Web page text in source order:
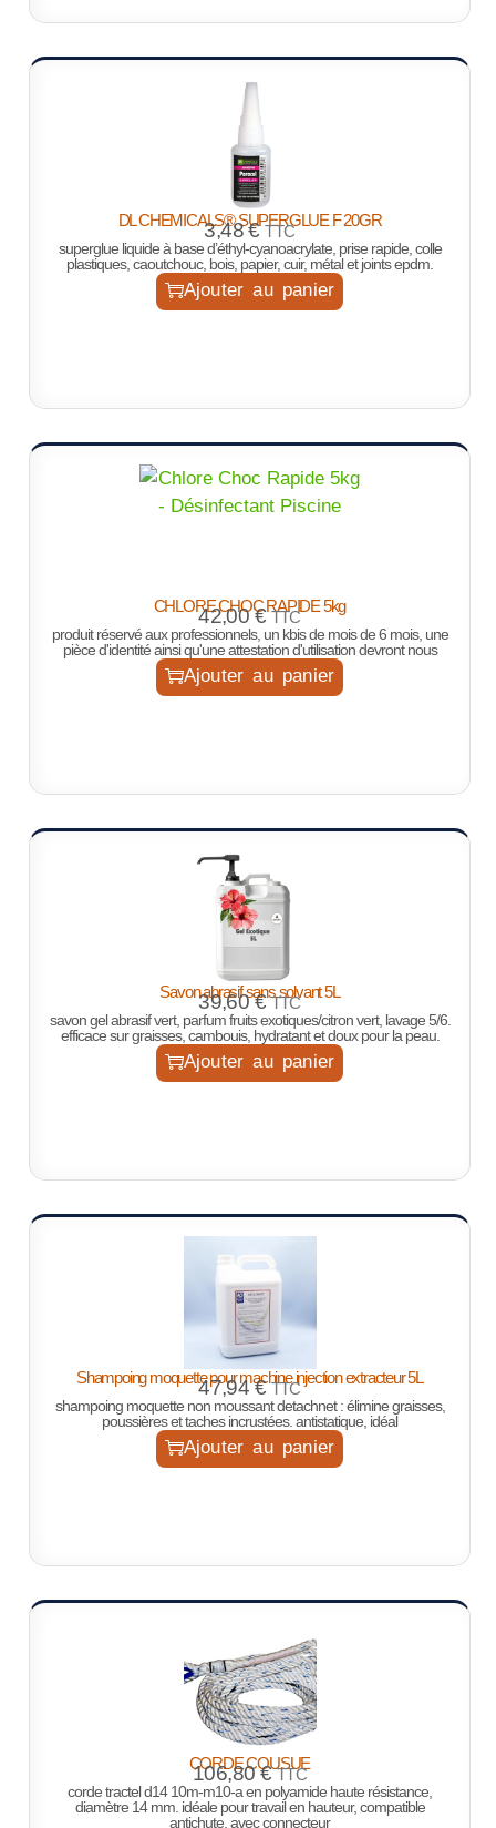
DL CHEMICALS® SUPERGLUE F 20GR
3,48€ TTC
superglue liquide à base d’éthyl-cyanoacrylate, prise rapide, colle
plastiques, caoutchouc, bois, papier, cuir, métal et joints epdm.
Ajouter au panier
CHLORE CHOC RAPIDE 5kg
42,00€ TTC
produit réservé aux professionnels, un kbis de mois de 6 mois, une
pièce d'identité ainsi qu'une attestation d'utilisation devront nous
Ajouter au panier
Savon abrasif sans solvant 5L
39,60€ TTC
savon gel abrasif vert, parfum fruits exotiques/citron vert, lavage 5/6.
efficace sur graisses, cambouis, hydratant et doux pour la peau.
Ajouter au panier
Shampoing moquette pour machine injection extracteur 5L
47,94€ TTC
shampoing moquette non moussantdetachnet: élimine graisses,
poussières et taches incrustées. antistatique, idéal
Ajouter au panier
CORDE COUSUE
106,80€ TTC
corde tractel d14 10m-m10-a en polyamide haute résistance,
diamètre 14 mm. idéale pour travail en hauteur, compatible
antichute, avec connecteur